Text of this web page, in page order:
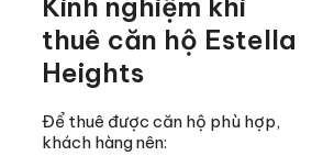
thuê căn hộ Estella
Heights
Để thuê được căn hộ phù hợp,
khách hàng nên: